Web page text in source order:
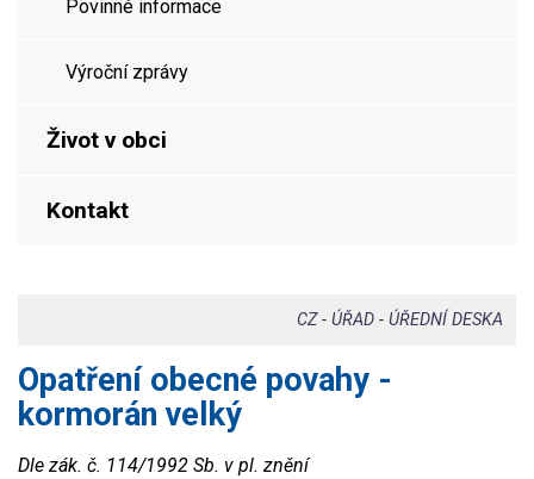
Povinné informace
Výroční zprávy
Život v obci
Kontakt
CZ- ÚŘAD- ÚŘEDNÍ DESKA
Opatření obecné povahy -
kormorán velký
Dle zák. č. 114/1992 Sb. v pl. znění